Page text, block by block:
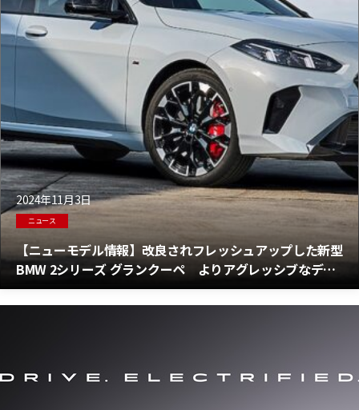
2024年11月3日
ニュース
【ニューモデル情報】改良されフレッシュアップした新型
BMW 2シリーズ グランクーペ よりアグレッシブなデザ
インとともに登場！